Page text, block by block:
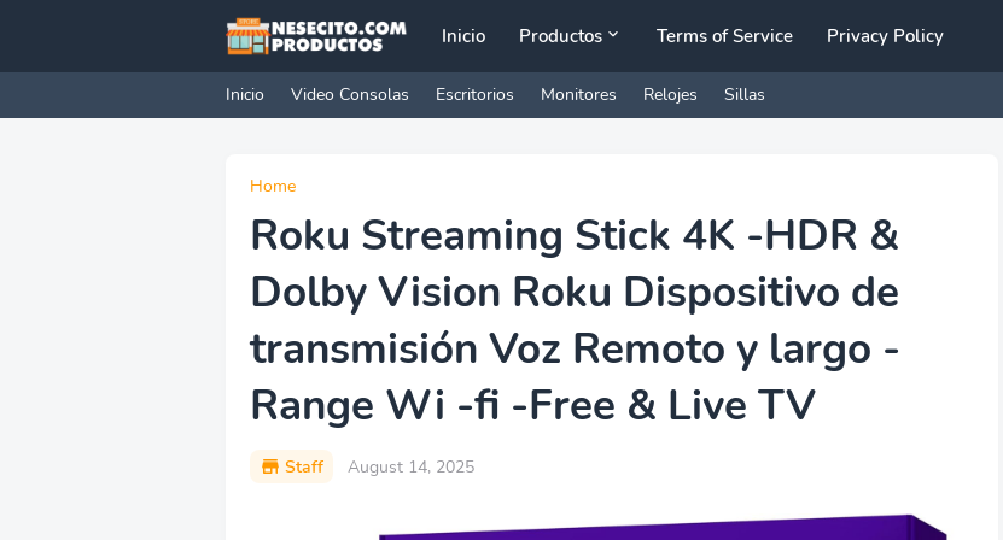
Inicio Productos Terms of Service Privacy Policy
Inicio Video Consolas Escritorios Monitores Relojes Sillas
Home
Roku Streaming Stick 4K -HDR &
Dolby Vision Roku Dispositivo de
transmisión Voz Remoto y largo -
Range Wi -fi -Free & Live TV
Staff August 14, 2025